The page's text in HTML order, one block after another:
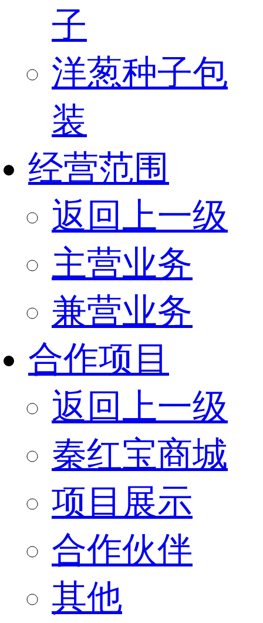
子
洋葱种子包
装
经营范围
返回上一级
主营业务
兼营业务
合作项目
返回上一级
秦红宝商城
项目展示
合作伙伴
其他